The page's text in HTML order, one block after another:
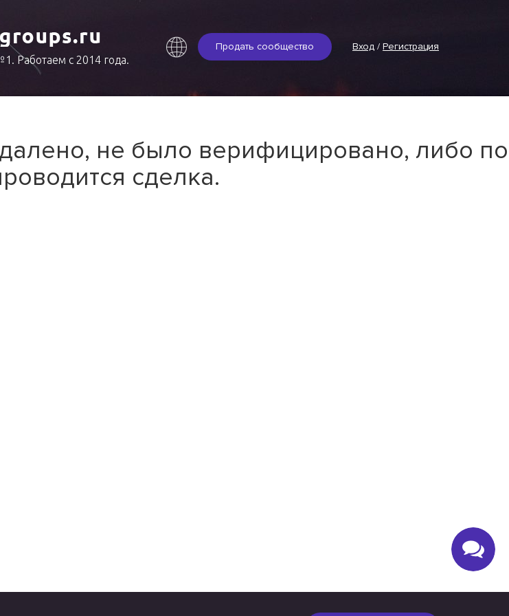
Продать сообщество Вход / Регистрация
Работаем с 2014 года.
не было верифицировано, либо по
сделка.